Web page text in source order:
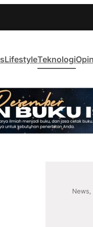
LifestyleTeknologi